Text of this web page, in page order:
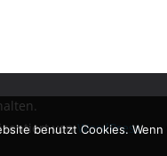
vonWordPress.
benutzt Cookies.